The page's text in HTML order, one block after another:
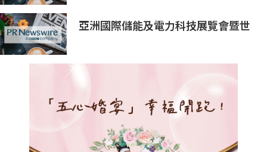
亞洲國際儲能及電力科技展覽會暨世